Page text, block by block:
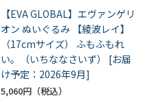
【EVA GLOBAL】エヴァンゲリ
オン ぬいぐるみ 【綾波レイ】
（17cmサイズ） ふもふもれ
い。（いちななさいず） [お届
け予定：2026年9月]
5,060円